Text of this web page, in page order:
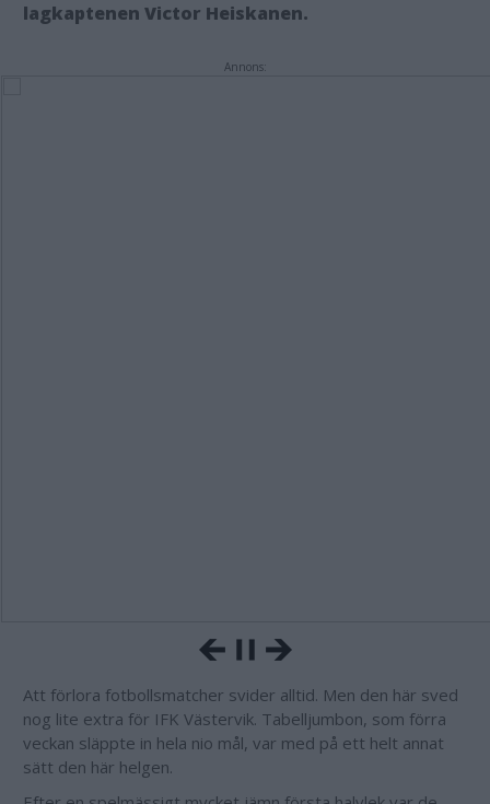
lagkaptenen Victor Heiskanen.
Annons:
Att förlora fotbollsmatcher svider alltid. Men den här sved
nog lite extra för IFK Västervik. Tabelljumbon, som förra
veckan släppte in hela nio mål, var med på ett helt annat
sätt den här helgen.